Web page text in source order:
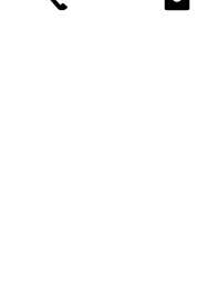
De quoi faire